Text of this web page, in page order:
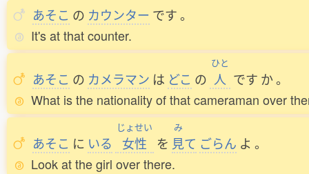
あそこ の カウンター です。
It's at that counter.
あそこ の カメラマン は どこ の
ひと
人 です か。
What is the nationality of that cameraman over
あそこ に いる
じょせい
女性 を
み
見て ごらん よ 。
Look at the girl over there.